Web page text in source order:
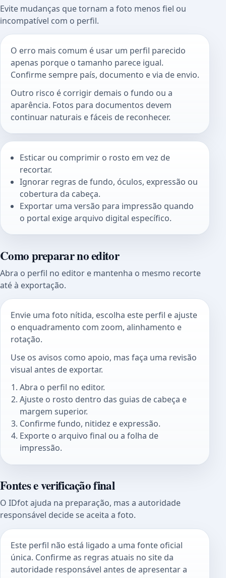
Evite mudanças que tornam a foto menos fiel ou
incompatível com o perfil.
O erro mais comum é usar um perfil parecido
apenas porque o tamanho parece igual.
Confirme sempre país, documento e via de envio.
Outro risco é corrigir demais o fundo ou a
aparência. Fotos para documentos devem
continuar naturais e fáceis de reconhecer.
Esticar ou comprimir o rosto em vez de
recortar.
Ignorar regras de fundo, óculos, expressão ou
cobertura da cabeça.
Exportar uma versão para impressão quando
o portal exige arquivo digital específico.
Como preparar no editor
Abra o perfil no editor e mantenha o mesmo recorte
até à exportação.
Envie uma foto nítida, escolha este perfil e ajuste
o enquadramento com zoom, alinhamento e
rotação.
Use os avisos como apoio, mas faça uma revisão
visual antes de exportar.
Abra o perfil no editor.
Ajuste o rosto dentro das guias de cabeça e
margem superior.
Confirme fundo, nitidez e expressão.
Exporte o arquivo final ou a folha de
impressão.
Fontes e verificação final
O IDfot ajuda na preparação, mas a autoridade
responsável decide se aceita a foto.
Este perfil não está ligado a uma fonte oficial
única. Confirme as regras atuais no site da
autoridade responsável antes de apresentar a